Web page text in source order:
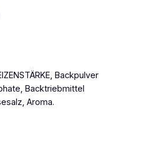
Backpulver
Backtriebmittel
Aroma.